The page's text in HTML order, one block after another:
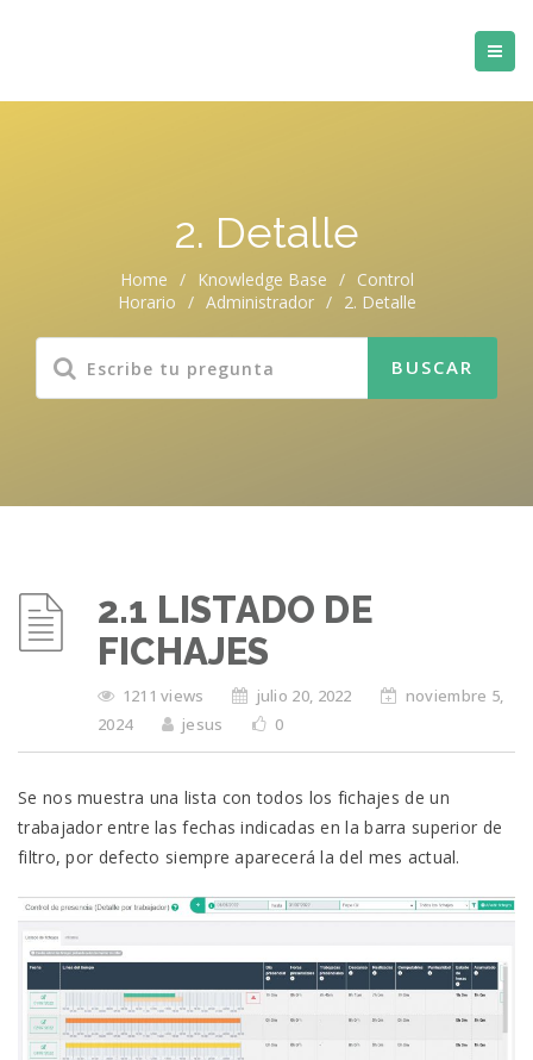
2. Detalle
Home / Knowledge Base /
Control
Horario / Administrador / 2. Detalle
2.1 LISTADO DE
FICHAJES
1211 views julio 20, 2022
noviembre 5,
2024
jesus 0
Se nos muestra una lista con todos los fichajes de un
trabajador entre las fechas indicadas en la barra superior de
filtro, por defecto siempre aparecerá la del mes actual.